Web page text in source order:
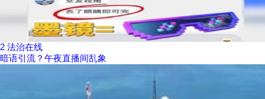
2 法治在线
暗语引流？午夜直播间乱象